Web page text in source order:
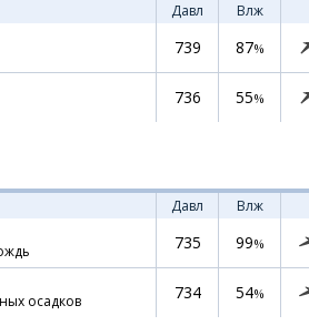
Давл Влж
739 87%
736 55%
Давл Влж
735 99%
осадков
734 54%